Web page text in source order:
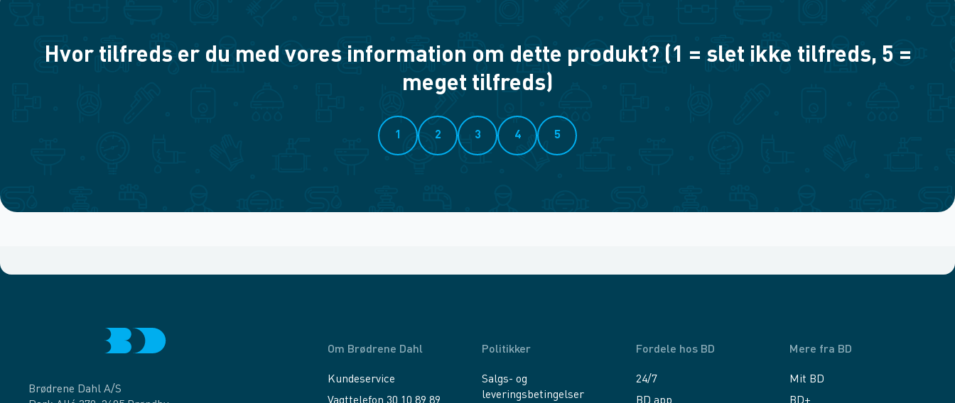
Hvor tilfreds er du med vores information om dette produkt? (1 = slet ikke tilfreds, 5 =
meget tilfreds)
1 2 3 4 5
Brødrene Dahl A/S
Om Brødrene Dahl
Kundeservice
Politikker
Salgs- og
leveringsbetingelser
Fordele hos BD
24/7
Mere fra BD
Mit BD